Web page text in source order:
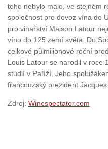
toho nebylo málo, ve stejném
společnost pro dovoz vína do
pro vinařství Maison Latour
víno do 125 zemí světa. Do
celkové půlmilionové roční
Louis Latour se narodil v roce
studií v Paříží. Jeho
francouzský prezident
Zdroj: Winespectator.com